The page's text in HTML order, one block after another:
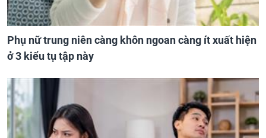
Phụ nữ trung niên càng khôn ngoan càng ít xuất hiện
ở 3 kiểu tụ tập này